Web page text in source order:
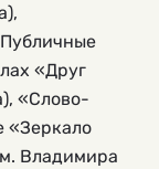
«Друг
«Слово-
«Зеркало
Владимира